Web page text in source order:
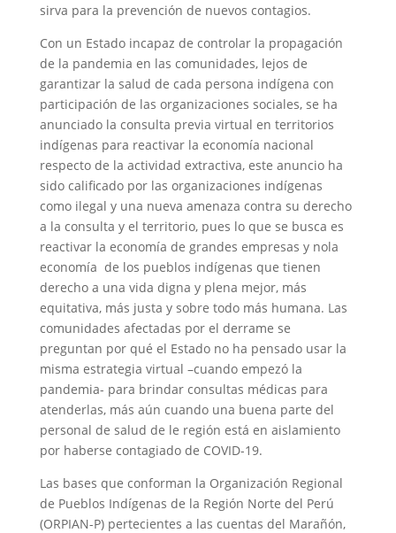
sirva para la prevención de nuevos contagios.
Con un Estado incapaz de controlar la propagación
de la pandemia en las comunidades, lejos de
garantizar la salud de cada persona indígena con
participación de las organizaciones sociales, se ha
anunciado la consulta previa virtual en territorios
indígenas para reactivar la economía nacional
respecto de la actividad extractiva, este anuncio ha
sido calificado por las organizaciones indígenas
como ilegal y una nueva amenaza contra su derecho
a la consulta y el territorio, pues lo que se busca es
reactivar la economía de grandes empresas y nola
economía de los pueblos indígenas que tienen
derecho a una vida digna y plena mejor, más
equitativa, más justa y sobre todo más humana. Las
comunidades afectadas por el derrame se
preguntan por qué el Estado no ha pensado usar la
misma estrategia virtual –cuando empezó la
pandemia- para brindar consultas médicas para
atenderlas, más aún cuando una buena parte del
personal de salud de le región está en aislamiento
por haberse contagiado de COVID-19.
Las bases que conforman la Organización Regional
de Pueblos Indígenas de la Región Norte del Perú
(ORPIAN-P) pertecientes a las cuentas del Marañón,